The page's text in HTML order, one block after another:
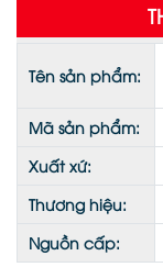
Tên sản phẩm:
Mã sản phẩm:
Xuất xứ:
Thương hiệu:
Nguồn cấp: